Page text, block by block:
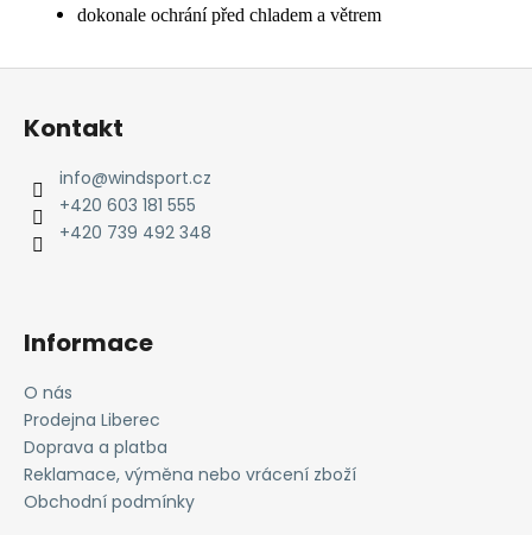
dokonale ochrání před chladem a větrem
Z
Kontakt
info@windsport.cz
+420 603 181 555
+420 739 492 348
Informace
O nás
Prodejna Liberec
Doprava a platba
Reklamace, výměna nebo vrácení zboží
Obchodní podmínky